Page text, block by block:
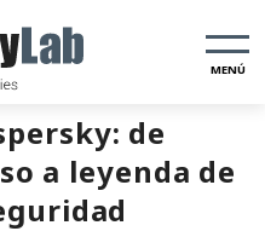
MENÚ
de
a leyenda de